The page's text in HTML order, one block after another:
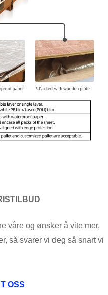
våre og ønsker å vite mer,
så svarer vi deg så snart vi
OSS